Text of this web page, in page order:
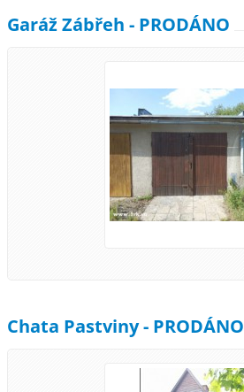
Garáž Zábřeh - PRODÁNO
Chata Pastviny - PRODÁNO